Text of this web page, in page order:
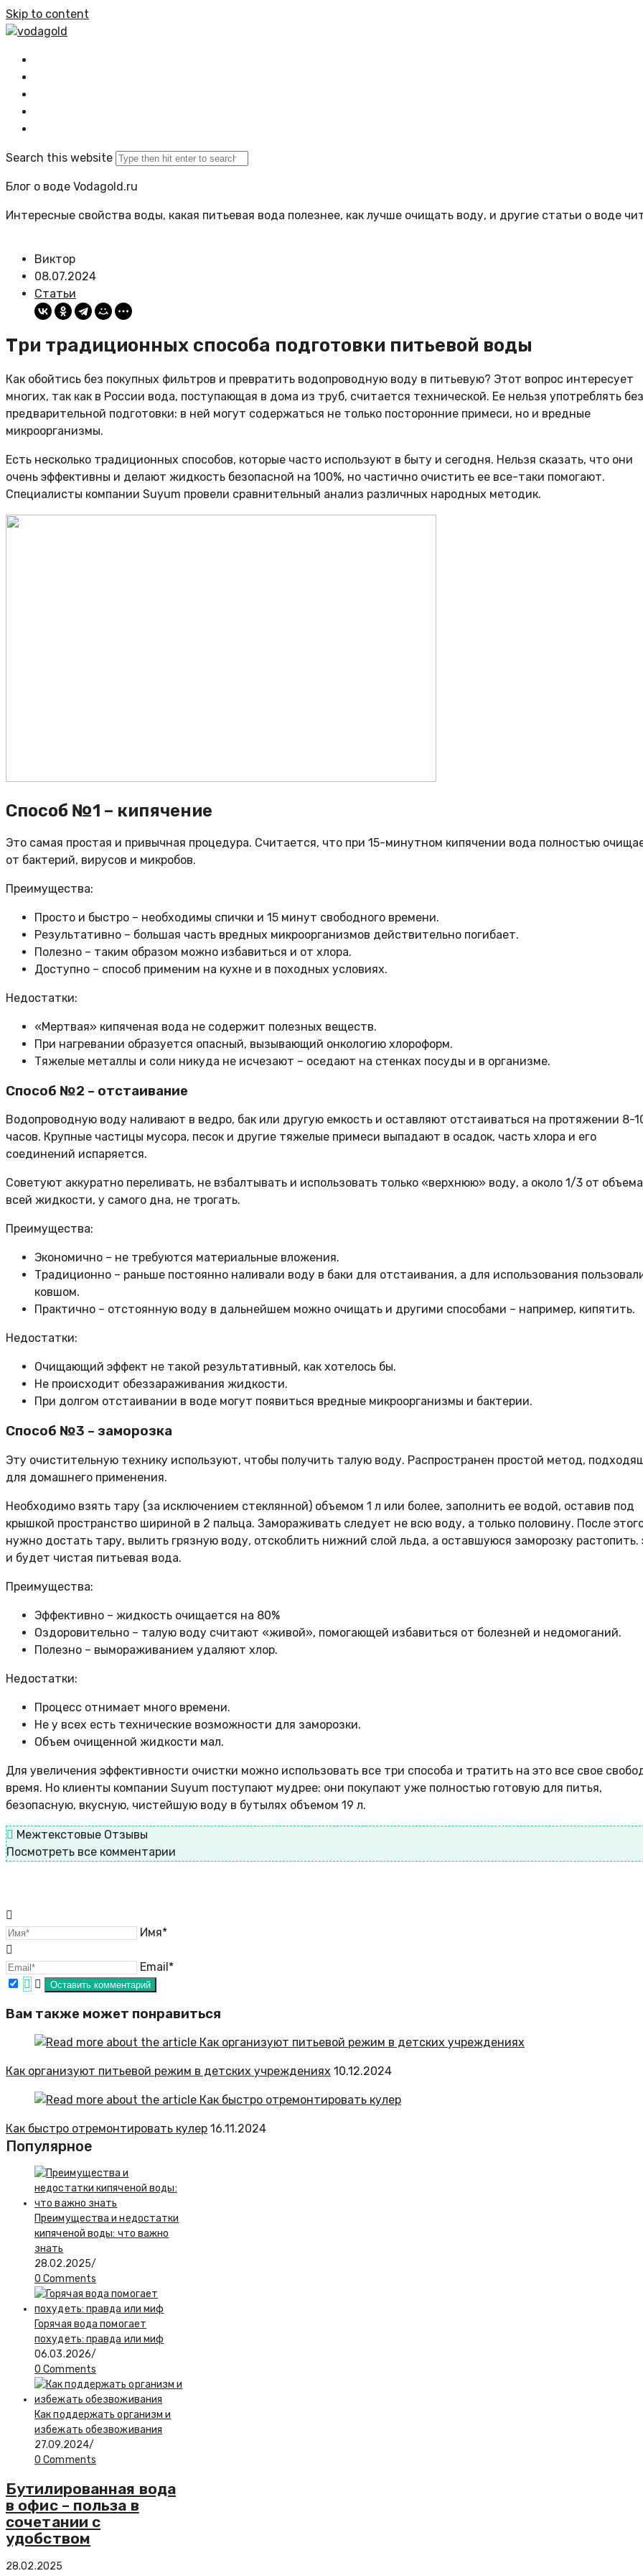
Skip to content
vodagold
Search this website
Блог о воде Vodagold.ru
Интересные свойства воды, какая питьевая вода полезнее, как лучше очищать воду, и другие статьи о воде
Виктор
08.07.2024
Статьи
Три традиционных способа подготовки питьевой воды
Как обойтись без покупных фильтров и превратить водопроводную воду в питьевую? Этот вопрос интересует
многих, так как в России вода, поступающая в дома из труб, считается технической. Ее нельзя употреблять без
предварительной подготовки: в ней могут содержаться не только посторонние примеси, но и вредные
микроорганизмы.
Есть несколько традиционных способов, которые часто используют в быту и сегодня. Нельзя сказать, что они
очень эффективны и делают жидкость безопасной на 100%, но частично очистить ее все-таки помогают.
Специалисты компании Suyum провели сравнительный анализ различных народных методик.
Способ №1 – кипячение
Это самая простая и привычная процедура. Считается, что при 15-минутном кипячении вода полностью
от бактерий, вирусов и микробов.
Преимущества:
Просто и быстро – необходимы спички и 15 минут свободного времени.
Результативно – большая часть вредных микроорганизмов действительно погибает.
Полезно – таким образом можно избавиться и от хлора.
Доступно – способ применим на кухне и в походных условиях.
Недостатки:
«Мертвая» кипяченая вода не содержит полезных веществ.
При нагревании образуется опасный, вызывающий онкологию хлороформ.
Тяжелые металлы и соли никуда не исчезают – оседают на стенках посуды и в организме.
Способ №2 – отстаивание
Водопроводную воду наливают в ведро, бак или другую емкость и оставляют отстаиваться на протяжении 8-
часов. Крупные частицы мусора, песок и другие тяжелые примеси выпадают в осадок, часть хлора и его
соединений испаряется.
Советуют аккуратно переливать, не взбалтывать и использовать только «верхнюю» воду, а около 1/3 от объема
всей жидкости, у самого дна, не трогать.
Преимущества:
Экономично – не требуются материальные вложения.
Традиционно – раньше постоянно наливали воду в баки для отстаивания, а для использования
ковшом.
Практично – отстоянную воду в дальнейшем можно очищать и другими способами – например, кипятить.
Недостатки:
Очищающий эффект не такой результативный, как хотелось бы.
Не происходит обеззараживания жидкости.
При долгом отстаивании в воде могут появиться вредные микроорганизмы и бактерии.
Способ №3 – заморозка
Эту очистительную технику используют, чтобы получить талую воду. Распространен простой метод,
для домашнего применения.
Необходимо взять тару (за исключением стеклянной) объемом 1 л или более, заполнить ее водой, оставив под
крышкой пространство шириной в 2 пальца. Замораживать следует не всю воду, а только половину. После
нужно достать тару, вылить грязную воду, отскоблить нижний слой льда, а оставшуюся заморозку растопить.
и будет чистая питьевая вода.
Преимущества:
Эффективно – жидкость очищается на 80%
Оздоровительно – талую воду считают «живой», помогающей избавиться от болезней и недомоганий.
Полезно – вымораживанием удаляют хлор.
Недостатки:
Процесс отнимает много времени.
Не у всех есть технические возможности для заморозки.
Объем очищенной жидкости мал.
Для увеличения эффективности очистки можно использовать все три способа и тратить на это все свое
время. Но клиенты компании Suyum поступают мудрее: они покупают уже полностью готовую для питья,
безопасную, вкусную, чистейшую воду в бутылях объемом 19 л.
Межтекстовые Отзывы
Посмотреть все комментарии
Имя*
Email*
Вам также может понравиться
Как организуют питьевой режим в детских учреждениях 10.12.2024
Как быстро отремонтировать кулер 16.11.2024
Популярное
Преимущества и недостатки
кипяченой воды: что важно
знать
28.02.2025/
0 Comments
Горячая вода помогает
похудеть: правда или миф
06.03.2026/
0 Comments
Как поддержать организм и
избежать обезвоживания
27.09.2024/
0 Comments
Бутилированная вода
в офис – польза в
сочетании с
удобством
28.02.2025